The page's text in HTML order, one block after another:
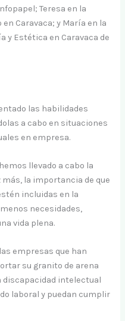
Teresa en la
Caravaca; y María en la
y Estética en Caravaca de
las habilidades
a cabo en situaciones
en empresa.
llevado a cabo la
la importancia de que
incluidas en la
necesidades,
vida plena.
empresas que han
su granito de arena
discapacidad intelectual
laboral y puedan cumplir